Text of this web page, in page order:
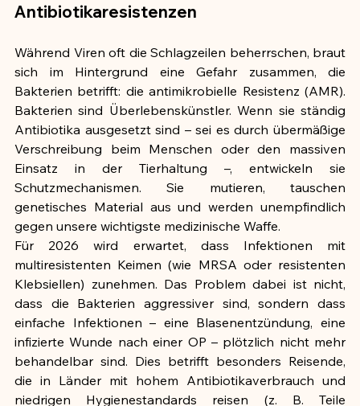
Antibiotikaresistenzen
Während Viren oft die Schlagzeilen beherrschen, braut
sich im Hintergrund eine Gefahr zusammen, die
Bakterien betrifft: die antimikrobielle Resistenz (AMR).
Bakterien sind Überlebenskünstler. Wenn sie ständig
Antibiotika ausgesetzt sind – sei es durch übermäßige
Verschreibung beim Menschen oder den massiven
Einsatz in der Tierhaltung –, entwickeln sie
Schutzmechanismen. Sie mutieren, tauschen
genetisches Material aus und werden unempfindlich
gegen unsere wichtigste medizinische Waffe.
Für 2026 wird erwartet, dass Infektionen mit
multiresistenten Keimen (wie MRSA oder resistenten
Klebsiellen) zunehmen. Das Problem dabei ist nicht,
dass die Bakterien aggressiver sind, sondern dass
einfache Infektionen – eine Blasenentzündung, eine
infizierte Wunde nach einer OP – plötzlich nicht mehr
behandelbar sind. Dies betrifft besonders Reisende,
die in Länder mit hohem Antibiotikaverbrauch und
niedrigen Hygienestandards reisen (z. B. Teile